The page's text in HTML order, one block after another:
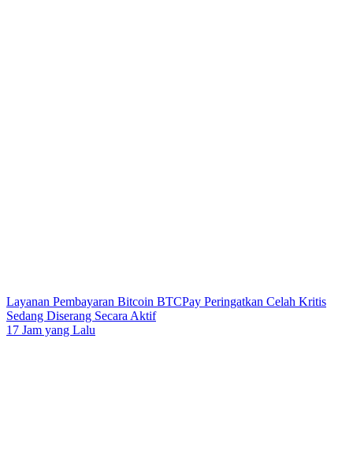
Layanan Pembayaran Bitcoin BTCPay Peringatkan Celah Kritis
Sedang Diserang Secara Aktif
17 Jam yang Lalu